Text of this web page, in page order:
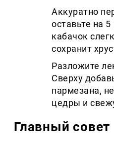
Аккуратно
оставьте на
кабачок
сохранит
Разложите
Сверху
пармезана,
цедры и
Главный совет